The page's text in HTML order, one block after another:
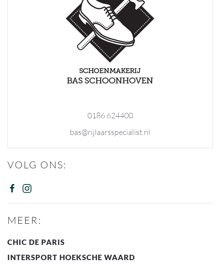
0186 624400
bas@rijlaarsspecialist.nl
VOLG ONS:
MEER:
CHIC DE PARIS
INTERSPORT HOEKSCHE WAARD